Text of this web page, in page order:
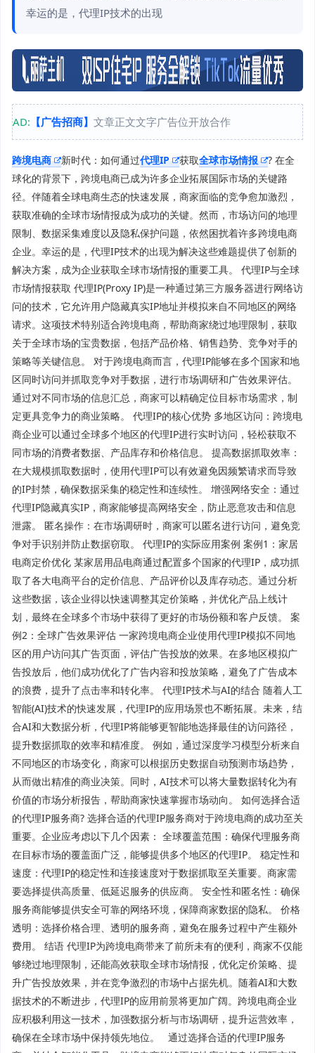
幸运的是，代理IP技术的出现
AD: 【广告招商】 文章正文文字广告位开放合作
跨境电商 新时代：如何通过代理IP 获取全球市场情报
? 在全
球化的背景下，跨境电商已成为许多企业拓展国际市场的关键路
径。伴随着全球电商生态的快速发展，商家面临的竞争愈加激烈，
获取准确的全球市场情报成为成功的关键。然而，市场访问的地理
限制、数据采集难度以及隐私保护问题，依然困扰着许多跨境电商
企业。幸运的是，代理IP技术的出现为解决这些难题提供了创新的
解决方案，成为企业获取全球市场情报的重要工具。 代理IP与全球
市场情报获取 代理IP(Proxy IP)是一种通过第三方服务器进行网络访
问的技术，它允许用户隐藏真实IP地址并模拟来自不同地区的网络
请求。这项技术特别适合跨境电商，帮助商家绕过地理限制，获取
关于全球市场的宝贵数据，包括产品价格、销售趋势、竞争对手的
策略等关键信息。 对于跨境电商而言，代理IP能够在多个国家和地
区同时访问并抓取竞争对手数据，进行市场调研和广告效果评估。
通过对不同市场的信息汇总，商家可以精确定位目标市场需求，制
定更具竞争力的商业策略。 代理IP的核心优势 多地区访问：跨境电
商企业可以通过全球多个地区的代理IP进行实时访问，轻松获取不
同市场的消费者数据、产品库存和价格信息。 提高数据抓取效率：
在大规模抓取数据时，使用代理IP可以有效避免因频繁请求而导致
的IP封禁，确保数据采集的稳定性和连续性。 增强网络安全：通过
代理IP隐藏真实IP，商家能够提高网络安全，防止恶意攻击和信息
泄露。 匿名操作：在市场调研时，商家可以匿名进行访问，避免竞
争对手识别并防止数据窃取。 代理IP的实际应用案例 案例1：家居
电商定价优化 某家居用品电商通过配置多个国家的代理IP，成功抓
取了各大电商平台的定价信息、产品评价以及库存动态。通过分析
这些数据，该企业得以快速调整其定价策略，并优化产品上线计
划，最终在全球多个市场中获得了更好的市场份额和客户反馈。 案
例2：全球广告效果评估 一家跨境电商企业使用代理IP模拟不同地
区的用户访问其广告页面，评估广告投放的效果。在多地区模拟广
告投放后，他们成功优化了广告内容和投放策略，避免了广告成本
的浪费，提升了点击率和转化率。 代理IP技术与AI的结合 随着人工
智能(AI)技术的快速发展，代理IP的应用场景也不断拓展。未来，结
合AI和大数据分析，代理IP将能够更智能地选择最佳的访问路径，
提升数据抓取的效率和精准度。 例如，通过深度学习模型分析来自
不同地区的市场变化，商家可以根据历史数据自动预测市场趋势，
从而做出精准的商业决策。同时，AI技术可以将大量数据转化为有
价值的市场分析报告，帮助商家快速掌握市场动向。 如何选择合适
的代理IP服务商? 选择合适的代理IP服务商对于跨境电商的成功至关
重要。企业应考虑以下几个因素： 全球覆盖范围：确保代理服务商
在目标市场的覆盖面广泛，能够提供多个地区的代理IP。 稳定性和
速度：代理IP的稳定性和连接速度对于数据抓取至关重要。商家需
要选择提供高质量、低延迟服务的供应商。 安全性和匿名性：确保
服务商能够提供安全可靠的网络环境，保障商家数据的隐私。 价格
透明：选择价格合理、透明的服务商，避免在服务过程中产生额外
费用。 结语 代理IP为跨境电商带来了前所未有的便利，商家不仅能
够绕过地理限制，还能高效获取全球市场情报，优化定价策略、提
升广告投放效果，并在竞争激烈的市场中占据先机。随着AI和大数
据技术的不断进步，代理IP的应用前景将更加广阔。跨境电商企业
应积极利用这一技术，加强数据分析与市场调研，提升运营效率，
确保在全球市场中保持领先地位。 通过选择合适的代理IP服务